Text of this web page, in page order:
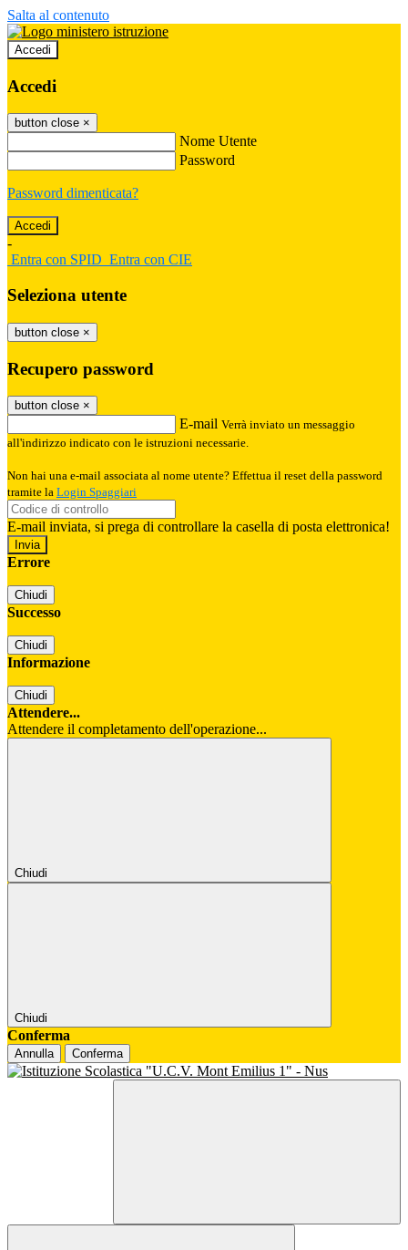
Salta al contenuto
Accedi
Accedi
button close ×
Nome Utente
Password
Password dimenticata?
-
Entra con SPID Entra con CIE
Seleziona utente
button close ×
Recupero password
button close ×
E-mail Verrà inviato un messaggio
all'indirizzo indicato con le istruzioni necessarie.
Non hai una e-mail associata al nome utente? Effettua il reset della password
tramite la Login Spaggiari
E-mail inviata, si prega di controllare la casella di posta elettronica!
Errore
Chiudi
Successo
Chiudi
Informazione
Chiudi
Attendere...
Attendere il completamento dell'operazione...
Chiudi
Chiudi
Conferma
Annulla Conferma